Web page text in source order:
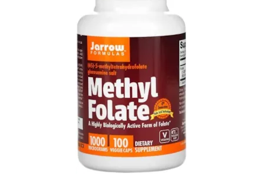
Selen (Se)
Silicium (Si)
Zink (Zn)
Vitamin B12
Vitamin C
Vitamin D
Vitamin E
Vitamin K
Vitamin Q (Q10)